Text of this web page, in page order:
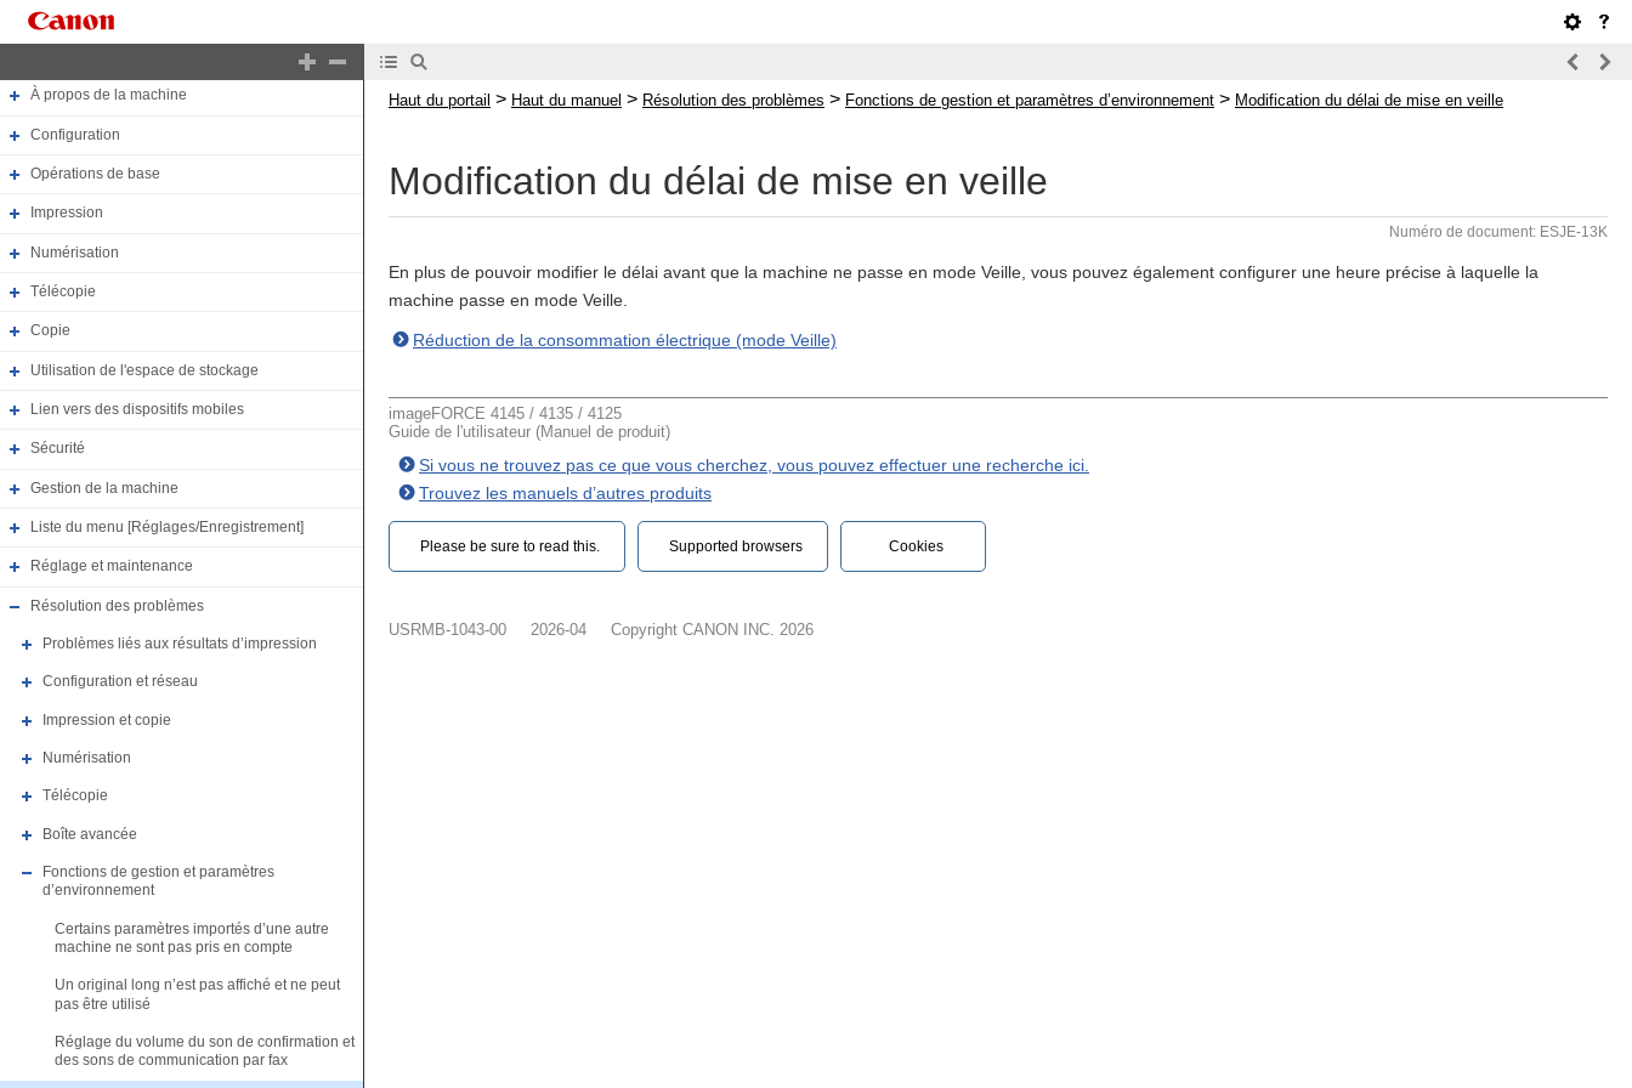
À propos de la machine
Configuration
Opérations de base
Impression
Numérisation
Télécopie
Copie
Utilisation de l'espace de stockage
Lien vers des dispositifs mobiles
Sécurité
Gestion de la machine
Liste du menu [Réglages/Enregistrement]
Réglage et maintenance
Résolution des problèmes
Problèmes liés aux résultats d’impression
Configuration et réseau
Impression et copie
Numérisation
Télécopie
Boîte avancée
Fonctions de gestion et paramètres
d’environnement
Certains paramètres importés d’une autre
machine ne sont pas pris en compte
Un original long n’est pas affiché et ne peut
pas être utilisé
Réglage du volume du son de confirmation et
des sons de communication par fax
Haut du portail > Haut du manuel > Résolution des problèmes > Fonctions de gestion et paramètres d’environnement > Modification du délai de mise en veille
Modification du délai de mise en veille
Numéro de document: ESJE-13K
En plus de pouvoir modifier le délai avant que la machine ne passe en mode Veille, vous pouvez également configurer une heure précise à laquelle la
machine passe en mode Veille.
Réduction de la consommation électrique (mode Veille)
imageFORCE 4145 / 4135 / 4125
Guide de l'utilisateur (Manuel de produit)
Si vous ne trouvez pas ce que vous cherchez, vous pouvez effectuer une recherche ici.
Trouvez les manuels d’autres produits
Please be sure to read this.‎ Supported browsers Cookies
USRMB-1043-00 2026-04 Copyright CANON INC. 2026